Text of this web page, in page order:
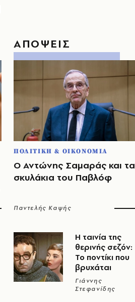
ΑΠΟΨΕΙΣ
ΠΟΛΙΤΙΚΗ & ΟΙΚΟΝΟΜΙΑ
Ο Αντώνης Σαμαράς και τα
σκυλάκια του Παβλόφ
Παντελής Καψής
Η ταινία της
θερινής σεζόν:
Το ποντίκι που
βρυχάται
Γιάννης
Στεφανίδης